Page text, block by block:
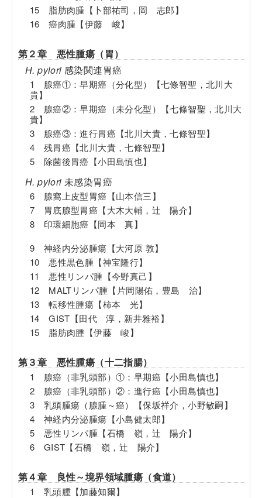
15 脂肪肉腫【卜部祐司，岡 志郎】
16 癌肉腫【伊藤 峻】
第２章 悪性腫瘍（胃）
H. pylori 感染関連胃癌
1 腺癌①：早期癌（分化型）【七條智聖，北川大
貴】
2 腺癌②：早期癌（未分化型）【七條智聖，北川大
貴】
3 腺癌③：進行胃癌【北川大貴，七條智聖】
4 残胃癌【北川大貴，七條智聖】
5 除菌後胃癌【小田島慎也】
H. pylori 未感染胃癌
6 腺窩上皮型胃癌【山本信三】
7 胃底腺型胃癌【大木大輔，辻 陽介】
8 印環細胞癌【岡本 真】
9 神経内分泌腫瘍【大河原 敦】
10 悪性黒色腫【神宝隆行】
11 悪性リンパ腫【今野真己】
12 MALTリンパ腫【片岡陽佑，豊島 治】
13 転移性腫瘍【柿本 光】
14 GIST【田代 淳，新井雅裕】
15 脂肪肉腫【伊藤 峻】
第３章 悪性腫瘍（十二指腸）
1 腺癌（非乳頭部）①：早期癌【小田島慎也】
2 腺癌（非乳頭部）②：進行癌【小田島慎也】
3 乳頭腫瘍（腺腫～癌）【保坂祥介，小野敏嗣】
4 神経内分泌腫瘍【小島健太郎】
5 悪性リンパ腫【石橋 嶺，辻 陽介】
6 GIST【石橋 嶺，辻 陽介】
第４章 良性～境界領域腫瘍（食道）
1 乳頭腫【加藤知爾】